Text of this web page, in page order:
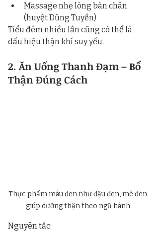
Massage nhẹ lòng bàn chân
(huyệt Dũng Tuyền)
Tiểu đêm nhiều lần cũng có thể là
dấu hiệu thận khí suy yếu.
2. Ăn Uống Thanh Đạm – Bổ
Thận Đúng Cách
Thực phẩm màu đen như đậu đen, mè đen
giúp dưỡng thận theo ngũ hành.
Nguyên tắc: